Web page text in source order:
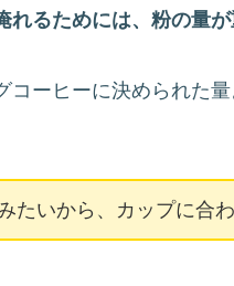
ーが十分に抽出で